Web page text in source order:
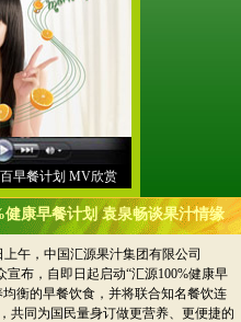
早餐计划 MV欣赏
健康早餐计划 袁泉畅谈果汁情缘
午，中国汇源果汁集团有限公司
宣布，自即日起启动“汇源100%健康早
衡的早餐饮食，并将联合知名餐饮连
共同为国民量身订做更营养、更便捷的